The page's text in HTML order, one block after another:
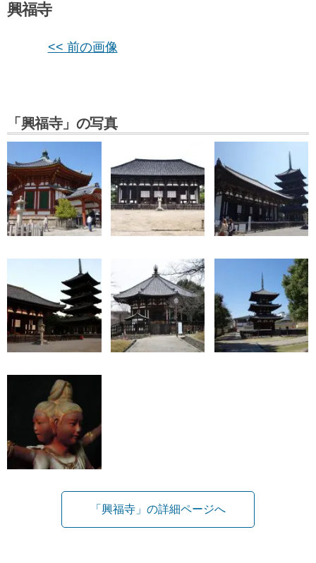
興福寺
<< 前の画像
「興福寺」の写真
「興福寺」の詳細ページへ